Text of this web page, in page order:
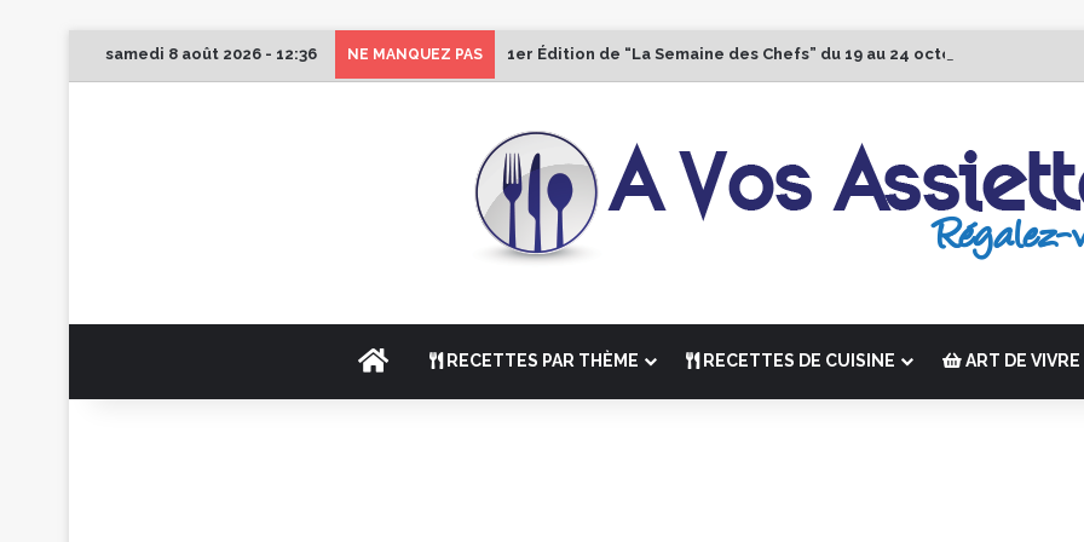
samedi 8 août 2026 - 12:36 NE MANQUEZ PAS 1er Édition de “La Semaine des Chefs” du 19 au 24 octobre 2026
ACCUEILRECETTES PAR THÈME RECETTES DE CUISINE ART DE VIVRE